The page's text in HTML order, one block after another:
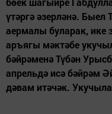
үтәргә әзерләнә. Быел
аермалы буларак, ике
аръягы мәктәбе
бәйрәменә Түбән
апрельдә исә бәйрәм
дәвам итәчәк.